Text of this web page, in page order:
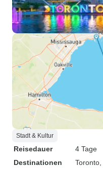
Stadt & Kultur
Reisedauer
4 Tage
Destinationen
Toronto